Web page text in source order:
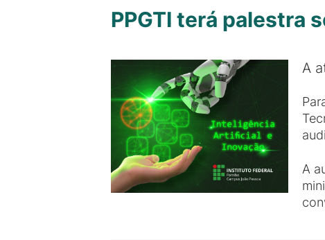
PPGTI terá palestra
A
A